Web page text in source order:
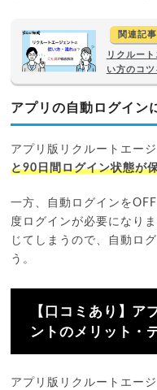
関連記事
リクルー
い方のコツ
アプリの自動ログイン
アプリ版リクルートエー
と90日間ログイン状態が
一方、自動ログインを
度ログインが必要になり
じてしまうので、自動ロ
う。
【口コミあり】ア
ントのメリット・
アプリ版リクルートエー